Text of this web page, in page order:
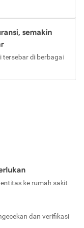
semakin
tersebar di berbagai
ke rumah sakit
dan verifikasi